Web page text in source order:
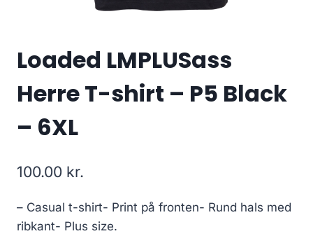
Loaded LMPLUSass
Herre T-shirt – P5 Black
– 6XL
100.00 kr.
– Casual t-shirt- Print på fronten- Rund hals med
ribkant- Plus size.